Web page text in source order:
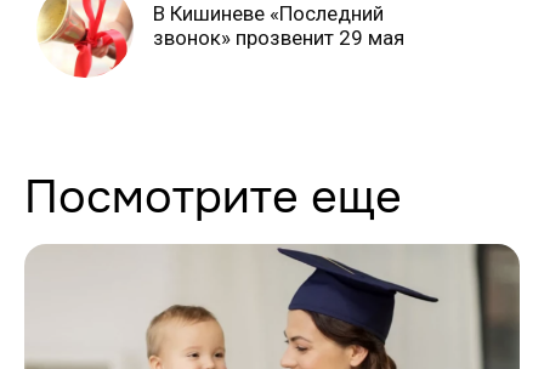
В Кишиневе «Последний
звонок» прозвенит 29 мая
Посмотрите еще